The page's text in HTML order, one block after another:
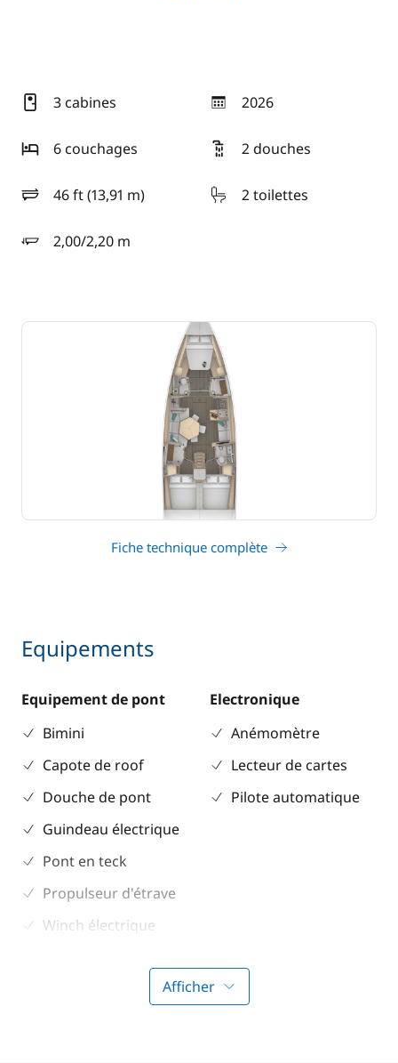
3 cabines 2026
année
6 couchages
2 douches
46 ft (13,91 m)
longueur 2 toilettes
2,00/2,20 m
tirant d'eau
Fiche technique complète
Equipements
Equipement de pont
Bimini
Capote de roof
Douche de pont
Guindeau électrique
Pont en teck
Propulseur d'étrave
Winch électrique
Electronique
Anémomètre
Lecteur de cartes
Pilote automatique
Cuisine
Afficher